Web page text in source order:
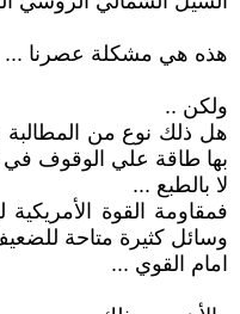
هذه هي مشكلة عصرنا ...
ولكن ..
هل ذلك نوع من المطالبة
بها طاقة علي الوقوف في
لا بالطبع ...
فمقاومة القوة
وسائل كثيرة متاحة
امام القوي ...